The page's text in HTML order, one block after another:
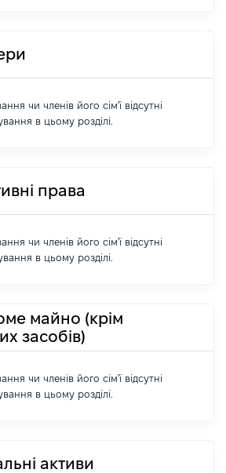
чи членів його сім'ї відсутні
в цьому розділі.
права
чи членів його сім'ї відсутні
в цьому розділі.
майно (крім
засобів)
чи членів його сім'ї відсутні
в цьому розділі.
активи